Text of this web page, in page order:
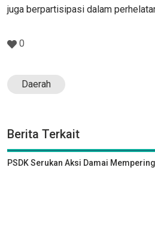
juga berpartisipasi dalam
0
Daerah
Berita Terkait
PSDK Serukan Aksi Damai